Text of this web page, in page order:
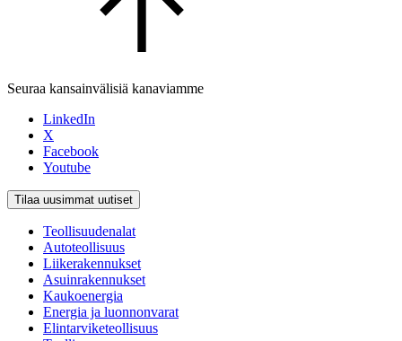
Seuraa kansainvälisiä kanaviamme
LinkedIn
X
Facebook
Youtube
Tilaa uusimmat uutiset
Teollisuudenalat
Autoteollisuus
Liikerakennukset
Asuinrakennukset
Kaukoenergia
Energia ja luonnonvarat
Elintarviketeollisuus